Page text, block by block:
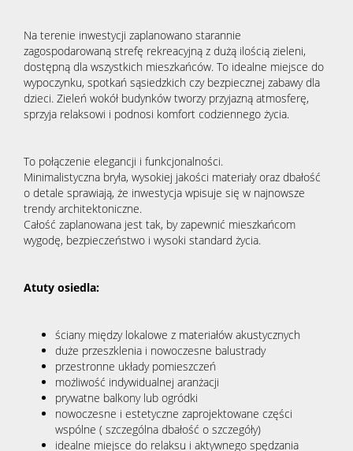
Na terenie inwestycji zaplanowano starannie
zagospodarowaną strefę rekreacyjną z dużą ilością zieleni,
dostępną dla wszystkich mieszkańców. To idealne miejsce do
wypoczynku, spotkań sąsiedzkich czy bezpiecznej zabawy dla
dzieci. Zieleń wokół budynków tworzy przyjazną atmosferę,
sprzyja relaksowi i podnosi komfort codziennego życia.
To połączenie elegancji i funkcjonalności.
Minimalistyczna bryła, wysokiej jakości materiały oraz dbałość
o detale sprawiają, że inwestycja wpisuje się w najnowsze
trendy architektoniczne.
Całość zaplanowana jest tak, by zapewnić mieszkańcom
wygodę, bezpieczeństwo i wysoki standard życia.
Atuty osiedla:
ściany między lokalowe z materiałów akustycznych
duże przeszklenia i nowoczesne balustrady
przestronne układy pomieszczeń
możliwość indywidualnej aranżacji
prywatne balkony lub ogródki
nowoczesne i estetyczne zaprojektowane części
wspólne ( szczególna dbałość o szczegóły)
idealne miejsce do relaksu i aktywnego spędzania